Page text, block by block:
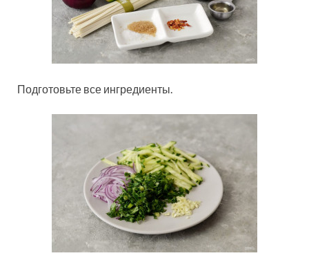
Подготовьте все ингредиенты.